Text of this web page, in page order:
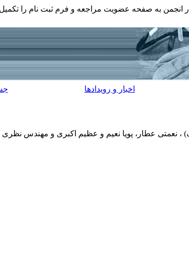
به صفحه عضویت مراجعه و فرم ثبت نام را تکمیل
اخبار و رویدادها
، نعمتی عطار، پویا نعیم و عظیم اکبری و مهندس نظری